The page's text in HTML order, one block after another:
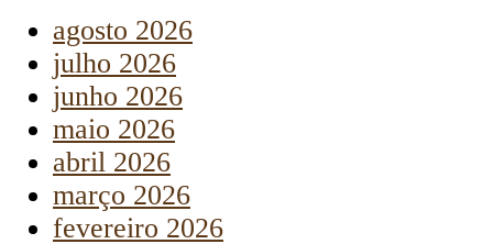
agosto 2026
julho 2026
junho 2026
maio 2026
abril 2026
março 2026
fevereiro 2026